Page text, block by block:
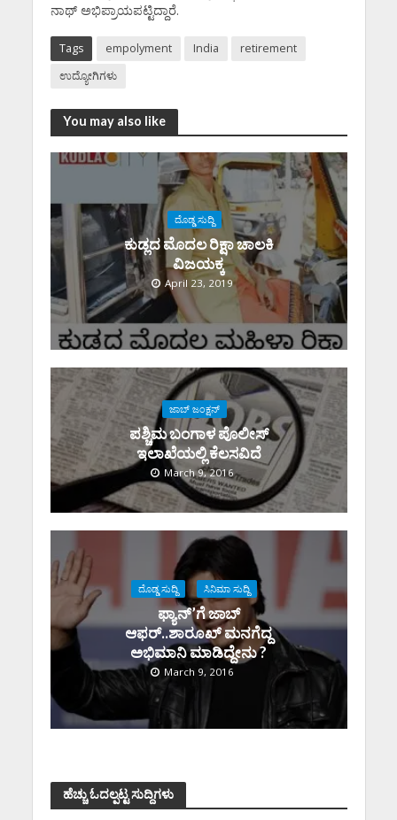
ನಾಥ್ ಅಭಿಪ್ರಾಯಪಟ್ಟಿದ್ದಾರೆ.
Tags empolyment India
retirement
ಉದ್ಯೋಗಿಗಳು
You may also like
ದೊಡ್ಡ ಸುದ್ದಿ
ಕುಡ್ಲದ ಮೊದಲ ರಿಕ್ಷಾ ಚಾಲಕಿ‌
ವಿಜಯಕ್ಕ
April 23, 2019
ಜಾಬ್ ಜಂಕ್ಷನ್
ಪಶ್ಚಿಮ ಬಂಗಾಳ ಪೊಲೀಸ್
ಇಲಾಖೆಯಲ್ಲಿ ಕೆಲಸವಿದೆ
March 9, 2016
ದೊಡ್ಡ ಸುದ್ದಿ ಸಿನಿಮಾ ಸುದ್ದಿ
ಫ್ಯಾನ್’ಗೆ ಜಾಬ್
ಆಫರ್..ಶಾರೂಖ್ ಮನಗೆದ್ದ
ಅಭಿಮಾನಿ ಮಾಡಿದ್ದೇನು ?
March 9, 2016
ಹೆಚ್ಚು ಓದಲ್ಪಟ್ಟ ಸುದ್ದಿಗಳು